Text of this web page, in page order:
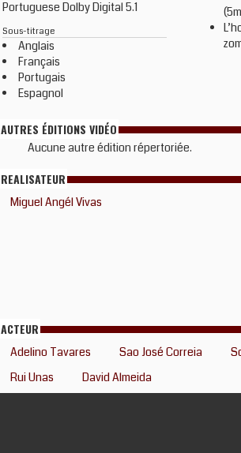
Portuguese Dolby Digital 5.1
Sous-titrage
Anglais
Français
Portugais
Espagnol
AUTRES ÉDITIONS VIDÉO
Aucune autre édition répertoriée.
REALISATEUR
Miguel Angél Vivas
ACTEUR
Adelino Tavares Sao José Correia
Rui Unas
David Almeida